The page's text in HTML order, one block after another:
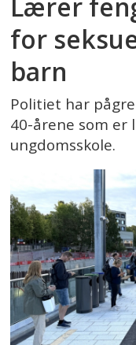
for
barn
Politiet har
40-årene som er
ungdomsskole.